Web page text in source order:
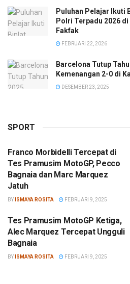
Puluhan Pelajar Ikuti
Polri Terpadu 2026
Fakfak
FEBRUARI 22, 2026
Barcelona Tutup
Kemenangan 2-0 di
DESEMBER 23, 2025
SPORT
Franco Morbidelli Tercepat di
Tes Pramusim MotoGP, Pecco
Bagnaia dan Marc Marquez
Jatuh
BY ISMAYA ROSITA FEBRUARI 9, 2025
Tes Pramusim MotoGP Ketiga,
Alec Marquez Tercepat Ungguli
Bagnaia
BY ISMAYA ROSITA FEBRUARI 9, 2025